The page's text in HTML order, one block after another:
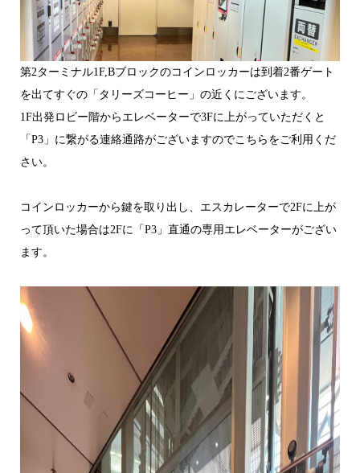
第2ターミナル1F,Bブロックのコインロッカーは到着2番ゲート
を出てすぐの「タリーズコーヒー」の近くにございます。
1F出発ロビー階からエレベーターで3Fに上がっていただくと
「P3」に繋がる連絡通路がございますのでこちらをご利用くだ
さい。
コインロッカーから鍵を取り出し、エスカレーターで2Fに上が
って頂いた場合は2Fに「P3」直通の専用エレベーターがござい
ます。